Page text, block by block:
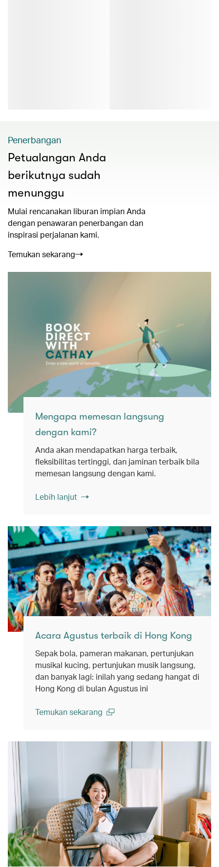
Penerbangan
Petualangan Anda
berikutnya sudah
menunggu
Mulai rencanakan liburan impian Anda
dengan penawaran penerbangan dan
inspirasi perjalanan kami.
Temukan sekarang
Mengapa memesan langsung
dengan kami?
Anda akan mendapatkan harga terbaik,
fleksibilitas tertinggi, dan jaminan terbaik bila
memesan langsung dengan kami.
Lebih lanjut
Acara Agustus terbaik di Hong Kong
Sepak bola, pameran makanan, pertunjukan
musikal kucing, pertunjukan musik langsung,
dan banyak lagi: inilah yang sedang hangat di
Hong Kong di bulan Agustus ini
Temukan sekarang